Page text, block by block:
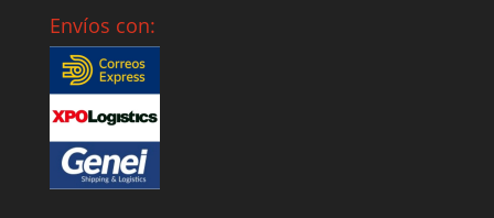
Envíos con: